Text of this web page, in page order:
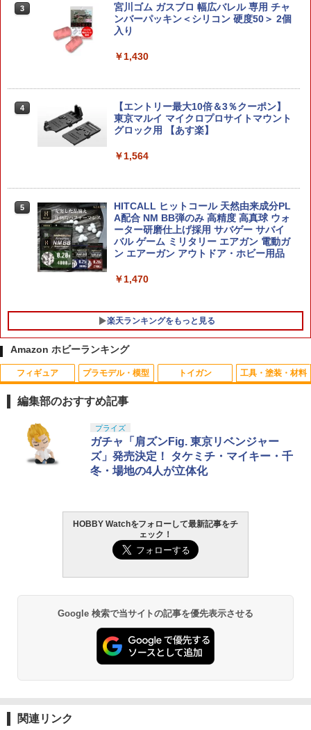
トシリーズ ディアルガ 【2836609】 (プ
ラモデル)【クレジットカード決済限定】
ディープコレットタイプ 【GH-PBS-D
C】 (工具)
(初代鉄人版) プラモデル（再販）[グッド
スマイルカンパニー]【送料無料】《01
月予約》
￥3,510
DX超合金 超時空要塞マクロス VF-1S バ
スト&PVC製 塗装済み可動フィギュア 45
73102722270
￥26,400
バルキリー ロイ・フォッカースペシャル
リバイバルVer.】
￥26,400
【当店独自で＋P10倍★要エントリー】
AL WARS(ファイナルウォーズ) 完成品
可動フィギュア バンダイ(20140419)
￥29,521
3
宮川ゴム ガスブロ 幅広バレル 専用 チャ
ンバーパッキン＜シリコン 硬度50＞ 2個
入り
￥1,430
4
【エントリー最大10倍＆3％クーポン】
東京マルイ マイクロプロサイトマウント
グロック用 【あす楽】
￥1,564
5
HITCALL ヒットコール 天然由来成分PL
A配合 NM BB弾のみ 高精度 高真球 ウォ
ーター研磨仕上げ採用 サバゲー サバイ
バル ゲーム ミリタリー エアガン 電動ガ
ン エアーガン アウトドア・ホビー用品
￥1,470
楽天ランキングをもっと見る
1
ミニドローン専用充電器 充電ケーブル1
本
￥799
おふろDEミニカー 成田エクスプレスお
￥810
4
2mmアルミロックナット（ブラック5
Amazon ホビーランキング
フィギュア
TAMASHII NATIONS S.H.フィギュアー
ツ（真骨彫製法） 仮面ライダーBLACK
RX 約150mm PVC&ABS&布製 塗装済み
可動フィギュア
タカラトミー(TAKARA TOMY) T-SPAR
K トランスフォーマー ニューレジェンズ
TAMASHII NATIONS S.H.フィギュアー
ツ ONE PIECE シャンクス -マリンフォ
ード頂上決戦- 約165mm PVC&ABS&布
プラモデル・模型
BANDAI SPIRITS(バンダイ スピリッツ)
30MS SIS-J00 メルンジャ[カラーA] 色
分け済みプラモデル
￥4,200
BANDAI SPIRITS(バンダイ スピリッツ)
機動警察パトレイバー EZY RG 1/48 AV-
98Plus (イングラム・プラス) 色分け済
HG 機動戦士ガンダム00 グラハム専用ユ
ニオンフラッグカスタム 1/144スケール
色分け済みプラモデル
トイガン
東京マルイ (TOKYO MARUI) ガスブロー
バックマシンガン No.14 20式 5.56mm
小銃 18歳以上 ガスブローバック
￥196,900
東京マルイ(TOKYO MARUI) No.25 コル
ト ガバメント HG 18歳以上エアーHOP
ハンドガン
￥3,384
東京マルイ No.10 ハイキャパ5.1 10歳以
上 電動ブローバック フルオート
￥3,815
4
工具・塗装・材料
LOCTITE(ロックタイト) シールはがし
プレミアム 220ml
￥962
GSIクレオス Mr.トップコート 水性プレ
ミアムトップコートスプレー 光沢 88ml
ホビー用仕上材 B601
￥748
タミヤ クラフトツールシリーズ No.123
先細薄刃ニッパー (ゲートカット用) プラ
モデル用工具 74123
編集部のおすすめ記事
プライズ
ガチャ「肩ズンFig. 東京リベンジャー
ズ」発売決定！ タケミチ・マイキー・千
冬・場地の4人が立体化
HOBBY Watchをフォローして最新記事をチ
ェック！
Google 検索で当サイトの記事を優先表示させる
関連リンク